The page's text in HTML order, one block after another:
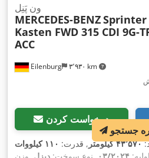
Eilenburg ۳٬۹۳۰ km
ون پَنِل
MERCEDES-BENZSprinter
Kasten FWD 315 CDI 9G-
ACC
درخواست کردن
۴۳٬۵۷۰ کیلومتر , قدرت:
۱۱۰ کیلووات
جستجو